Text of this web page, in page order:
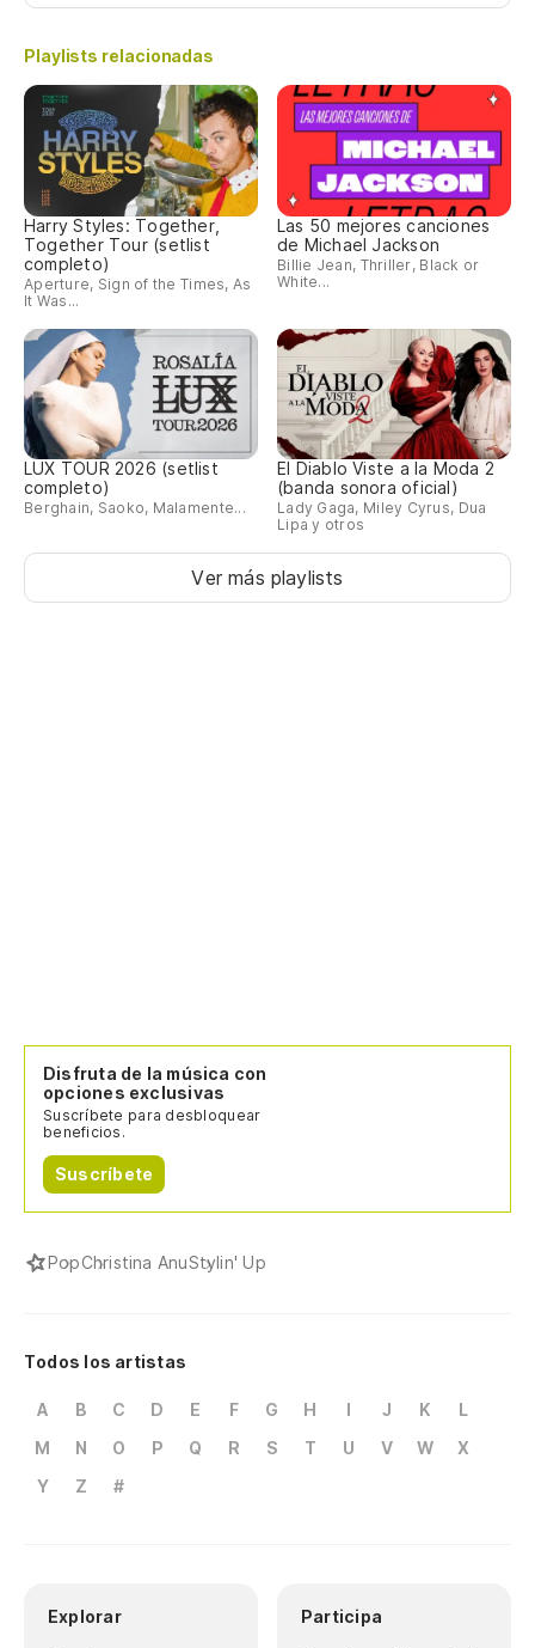
Playlists relacionadas
Harry Styles: Together,
Together Tour (setlist
completo)
Aperture, Sign of the Times, As
It Was...
Las 50 mejores canciones
de Michael Jackson
Billie Jean, Thriller, Black or
White...
LUX TOUR 2026 (setlist
completo)
Berghain, Saoko, Malamente...
El Diablo Viste a la Moda 2
(banda sonora oficial)
Lady Gaga, Miley Cyrus, Dua
Lipa y otros
Ver más playlists
Disfruta de la música con
opciones exclusivas
Suscríbete para desbloquear
beneficios.
Suscríbete
PopChristina AnuStylin' Up
Todos los artistas
A B C D E F G H I J K
L
M
N O P Q R S T U V W
X
Y
Z #
Explorar Participa